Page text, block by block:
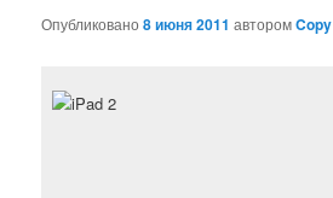
Опубликовано8 июня 2011 авторомCopy